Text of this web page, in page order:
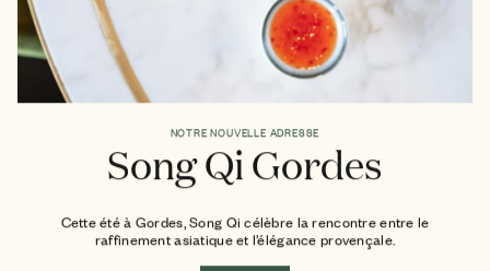
NOTRE NOUVELLE ADRESSE
Song Qi Gordes
Cette été à Gordes, Song Qi célèbre la rencontre entre le
raffinement asiatique et l’élégance provençale.